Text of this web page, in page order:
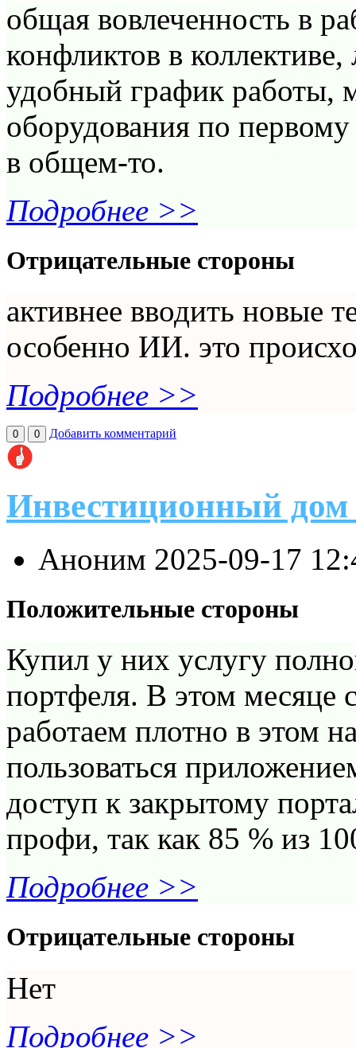
общая вовлеченность в
конфликтов в
удобный график работы,
оборудования по первому
в общем-то.
Подробнее >>
Отрицательные стороны
активнее вводить новые
особенно ИИ. это
Подробнее >>
0 0 Добавить комментарий
Инвестиционный дом
Аноним 2025-09-17
Положительные стороны
Купил у них услугу
портфеля. В этом месяце
работаем плотно в этом
пользоваться
доступ к закрытому
профи, так как 85 % из
Подробнее >>
Отрицательные стороны
Нет
Подробнее >>